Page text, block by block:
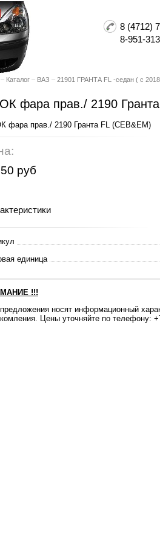
8 (4712)
8-951-
– Каталог – ВАЗ – 21901 ГРАНТА FL -седан ( с
фара прав./ 2190
фара прав./ 2190 Гранта FL (CEB&EM)
руб
единица
!!!
носят информационный
Цены уточняйте по телефону: